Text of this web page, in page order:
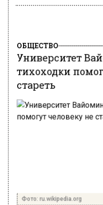
Университет
тихоходки
стареть